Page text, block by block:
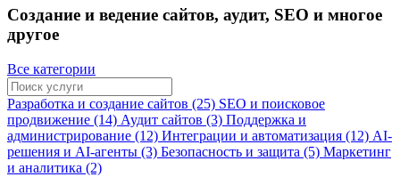
Создание и ведение сайтов, аудит, SEO и многое
другое
Все категории
Разработка и создание сайтов (25) SEO и поисковое
продвижение (14) Аудит сайтов (3) Поддержка и
администрирование (12) Интеграции и автоматизация (12) AI-
решения и AI-агенты (3) Безопасность и защита (5) Маркетинг
и аналитика (2)